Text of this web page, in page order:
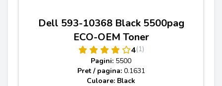
Dell 593-10368 Black 5500pag
ECO-OEM Toner
4(1)
Pagini: 5500
Pret / pagina: 0.1631
Culoare: Black